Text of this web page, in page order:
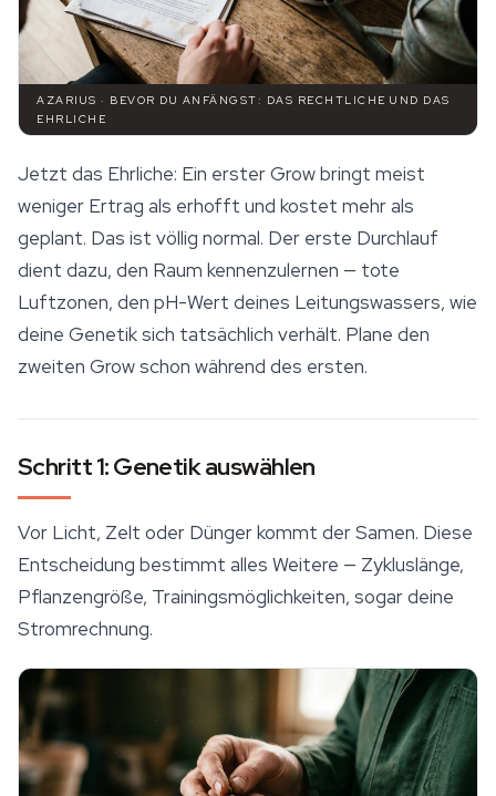
AZARIUS · BEVOR DU ANFÄNGST: DAS RECHTLICHE UND DAS
EHRLICHE
Jetzt das Ehrliche: Ein erster Grow bringt meist
weniger Ertrag als erhofft und kostet mehr als
geplant. Das ist völlig normal. Der erste Durchlauf
dient dazu, den Raum kennenzulernen — tote
Luftzonen, den pH-Wert deines Leitungswassers, wie
deine Genetik sich tatsächlich verhält. Plane den
zweiten Grow schon während des ersten.
Schritt 1: Genetik auswählen
Vor Licht, Zelt oder Dünger kommt der Samen. Diese
Entscheidung bestimmt alles Weitere — Zykluslänge,
Pflanzengröße, Trainingsmöglichkeiten, sogar deine
Stromrechnung.